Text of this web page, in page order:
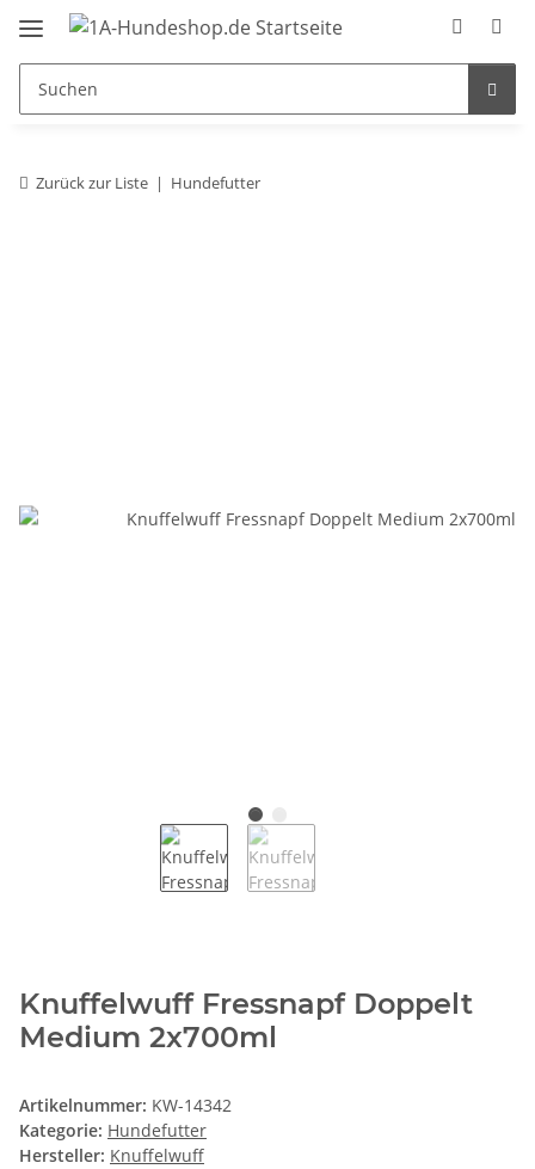
Zurück zur Liste Hundefutter
Knuffelwuff Fressnapf Doppelt
Medium 2x700ml
Artikelnummer: KW-14342
Kategorie: Hundefutter
Hersteller: Knuffelwuff